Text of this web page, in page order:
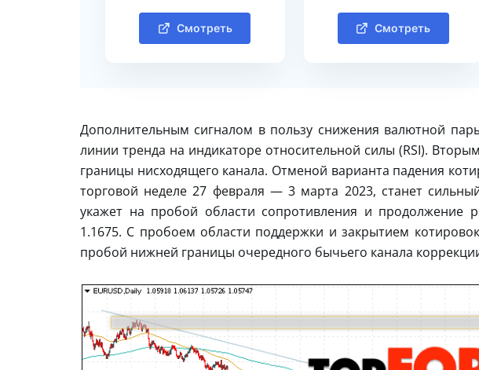
Смотреть Смотреть
Дополнительным сигналом в пользу снижения валютной
линии тренда на индикаторе относительной силы (RSI).
границы нисходящего канала. Отменой варианта падения
торговой неделе 27 февраля — 3 марта 2023, станет
укажет на пробой области сопротивления и продолжение
1.1675. С пробоем области поддержки и закрытием
пробой нижней границы очередного бычьего канала